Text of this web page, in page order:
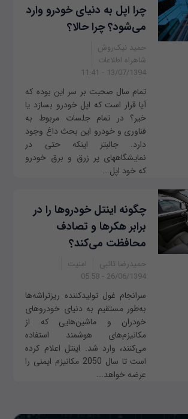
چرا اپل به دنیای خودرو وارد
می‌شود؟ چرا حالا؟
حمید نیک‌روش
شاهراه اطلاعات
13/07/1394 - 11:41
تمام سال صحبت بر سر این بوده که
آیا قرار است که اپل خودرو بسازد یا
خیر؟ در تمام جلسات مربوط به
فناوری و خودرو این بحث داغ وجود
دارد. جالب‫تر این‫که حتی در
نمایشگاه‫های پر زرق و برق خودرو
که خود اپل...
چگونه اینتل خودروها را در
برابر هکرها و تصادف
محافظت می‌کند؟
حمیدرضا تائبی
امنیت
26/06/1394 - 05:58
سرانجام غول تولیدکننده ریزتراشه‌ها
به‌طور مستقیم به دنیای خودروهای
خودران و ماشین‌هایی که از
مکانیزم‌های هوشمند استفاده
می‌کنند، وارد شد. اینتل اعلام کرده
است تا سال 2050 مکانیزم‌ ایمنی را
عرضه خواهد...